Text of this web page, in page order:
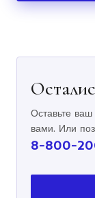
Оставьте
вами. Или
8-800-